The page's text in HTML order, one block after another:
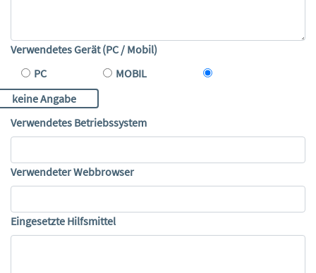
Verwendetes Gerät (PC / Mobil)
PC
MOBIL
keine Angabe
Verwendetes Betriebssystem
Verwendeter Webbrowser
Eingesetzte Hilfsmittel